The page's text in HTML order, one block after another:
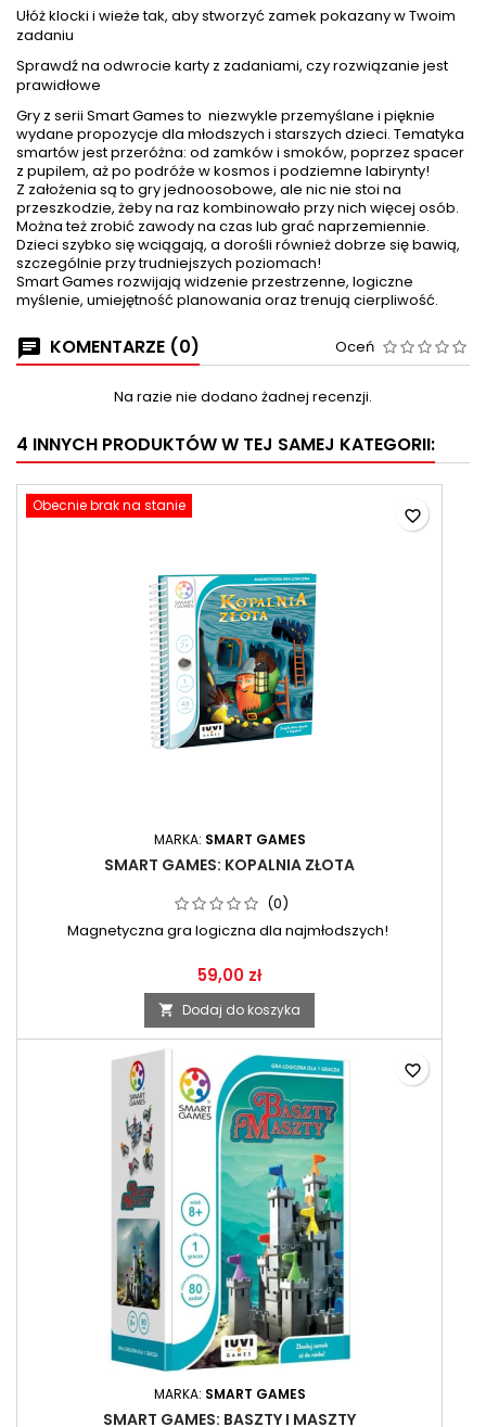
Ułóż klocki i wieże tak, aby stworzyć zamek pokazany w Twoim
zadaniu
Sprawdź na odwrocie karty z zadaniami, czy rozwiązanie jest
prawidłowe
Gry z serii Smart Games to niezwykle przemyślane i pięknie
wydane propozycje dla młodszych i starszych dzieci. Tematyka
smartów jest przeróżna: od zamków i smoków, poprzez spacer
z pupilem, aż po podróże w kosmos i podziemne labirynty!
Z założenia są to gry jednoosobowe, ale nic nie stoi na
przeszkodzie, żeby na raz kombinowało przy nich więcej osób.
Można też zrobić zawody na czas lub grać naprzemiennie.
Dzieci szybko się wciągają, a dorośli również dobrze się bawią,
szczególnie przy trudniejszych poziomach!
Smart Games rozwijają widzenie przestrzenne, logiczne
myślenie, umiejętność planowania oraz trenują cierpliwość.
KOMENTARZE (0) Oceń
Na razie nie dodano żadnej recenzji.
4 INNYCH PRODUKTÓW W TEJ SAMEJ KATEGORII:
Obecnie brak na stanie
MARKA: SMART GAMES
SMART GAMES: KOPALNIA ZŁOTA
(0)
Magnetyczna gra logiczna dla najmłodszych!
59,00 zł
 Dodaj do koszyka
favorite_border
MARKA: SMART GAMES
SMART GAMES: BASZTY I MASZTY
favorite_border